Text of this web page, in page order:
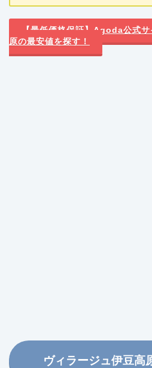
【最低価格保証】Agoda公式
原の最安値を探す！
ヴィラージュ伊豆高